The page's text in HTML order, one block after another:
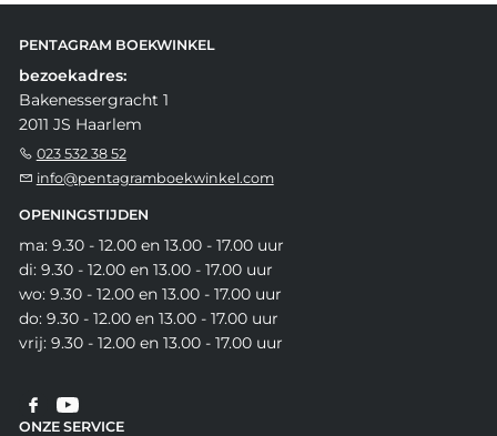
PENTAGRAM BOEKWINKEL
bezoekadres:
Bakenessergracht 1
2011 JS Haarlem
023 532 38 52
info@pentagramboekwinkel.com
OPENINGSTIJDEN
ma: 9.30 - 12.00 en 13.00 - 17.00 uur
di: 9.30 - 12.00 en 13.00 - 17.00 uur
wo: 9.30 - 12.00 en 13.00 - 17.00 uur
do: 9.30 - 12.00 en 13.00 - 17.00 uur
vrij: 9.30 - 12.00 en 13.00 - 17.00 uur
ONZE SERVICE